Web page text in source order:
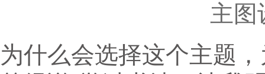
主图
为什么会选择这个主题